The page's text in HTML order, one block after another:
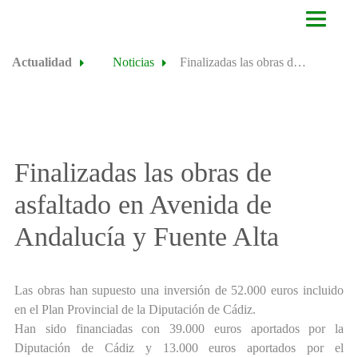
AYUNTAMIENTO
Actualidad Noticias Finalizadas las obras de asfaltado en Avenida de Andalucía y Fuente Alta
Finalizadas las obras de
asfaltado en Avenida de
Andalucía y Fuente Alta
Las obras han supuesto una inversión de 52.000 euros incluido
en el Plan Provincial de la Diputación de Cádiz.
Han sido financiadas con 39.000 euros aportados por la
Diputación de Cádiz y 13.000 euros aportados por el